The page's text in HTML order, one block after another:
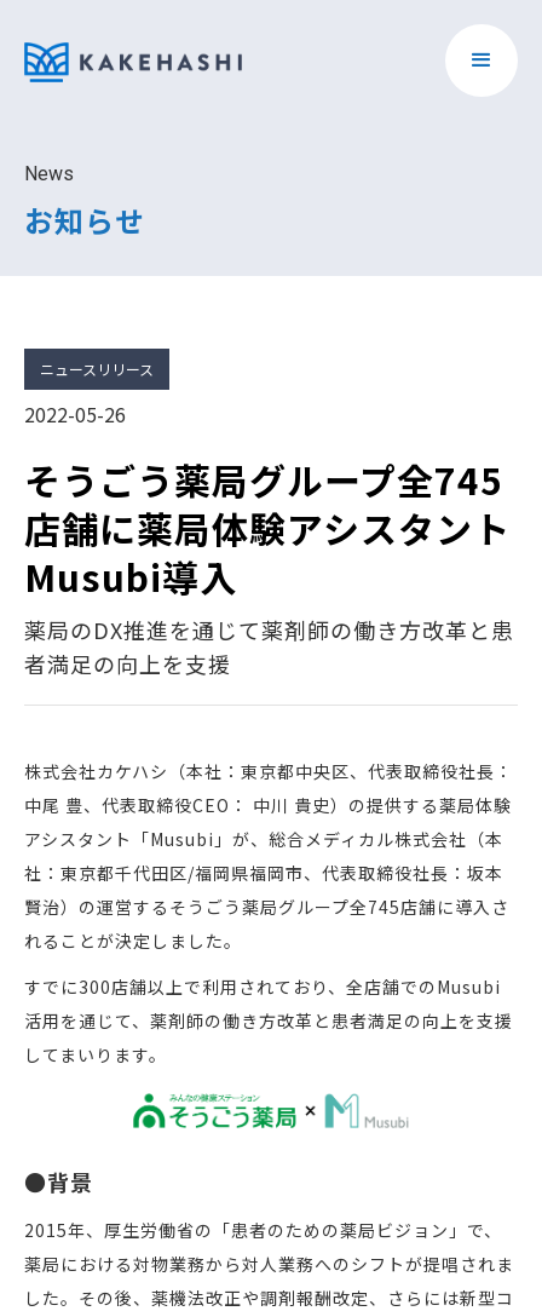
News
お知らせ
ニュースリリース
2022-05-26
そうごう薬局グループ全745
店舗に薬局体験アシスタント
Musubi導入
薬局のDX推進を通じて薬剤師の働き方改革と患
者満足の向上を支援
株式会社カケハシ（本社：東京都中央区、代表取締役社長：
中尾 豊、代表取締役CEO： 中川 貴史）の提供する薬局体験
アシスタント「Musubi」が、総合メディカル株式会社（本
社：東京都千代田区/福岡県福岡市、代表取締役社長：坂本
賢治）の運営するそうごう薬局グループ全745店舗に導入さ
れることが決定しました。
すでに300店舗以上で利用されており、全店舗でのMusubi
活用を通じて、薬剤師の働き方改革と患者満足の向上を支援
してまいります。
●背景
2015年、厚生労働省の「患者のための薬局ビジョン」で、
薬局における対物業務から対人業務へのシフトが提唱されま
した。その後、薬機法改正や調剤報酬改定、さらには新型コ